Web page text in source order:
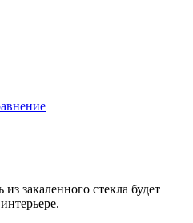
закаленного стекла будет